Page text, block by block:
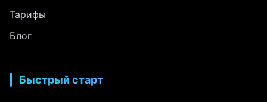
Тарифы
Блог
Быстрый старт